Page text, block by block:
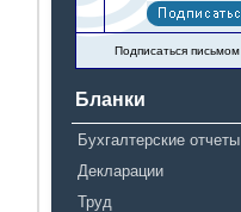
Подписаться письмом
Бланки
Бухгалтерские отчеты
Декларации
Труд